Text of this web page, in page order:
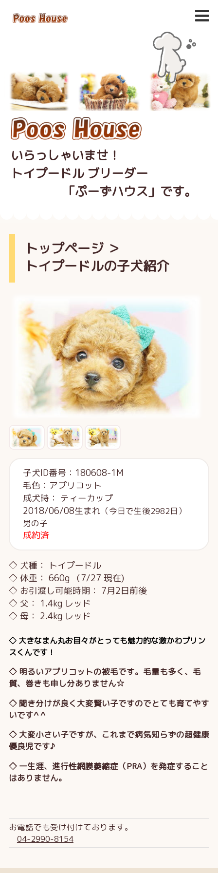
いらっしゃいませ！
トイプードル ブリーダー
「ぷーずハウス」です。
トップページ＞
トイプードルの子犬紹介
子犬ID番号：180608-1M
毛色：アプリコット
成犬時： ティーカップ
2018/06/08生まれ （今日で生後2982日）
男の子
成約済
◇ 犬種： トイプードル
◇ 体重： 660g （7/27 現在)
◇ お引渡し可能時期： 7月2日前後
◇ 父： 1.4kg レッド
◇ 母： 2.4kg レッド
◇ 大きなまん丸お目々がとっても魅力的な激かわプリン
スくんです！
◇ 明るいアプリコットの被毛です。毛量も多く、毛
質、巻きも申し分ありません☆
◇ 聞き分けが良く大変賢い子ですのでとても育てやす
いです^ ^
◇ 大変小さい子ですが、これまで病気知らずの超健康
優良児です♪
◇ 一生涯、進行性網膜萎縮症（PRA）を発症すること
はありません。
お電話でも受け付けております。
04-2990-8154